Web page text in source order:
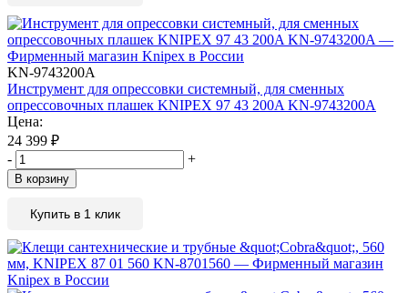
KN-9743200A
Инструмент для опрессовки системный, для сменных
опрессовочных плашек KNIPEX 97 43 200A KN-9743200A
Цена:
24 399 ₽
-
+
В корзину
Купить в 1 клик